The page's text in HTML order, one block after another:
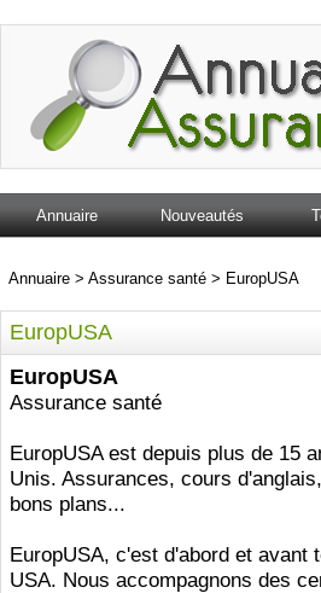
Annuaire Nouveautés
Annuaire > Assurance santé > EuropUSA
EuropUSA
EuropUSA
Assurance santé
EuropUSA est depuis plus de 15
Unis. Assurances, cours
bons plans...
EuropUSA, c'est d'abord et
USA. Nous accompagnons des